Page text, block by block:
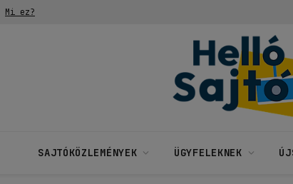
Mi ez?
SAJTÓKÖZLEMÉNYEK ÜGYFELEKNEK